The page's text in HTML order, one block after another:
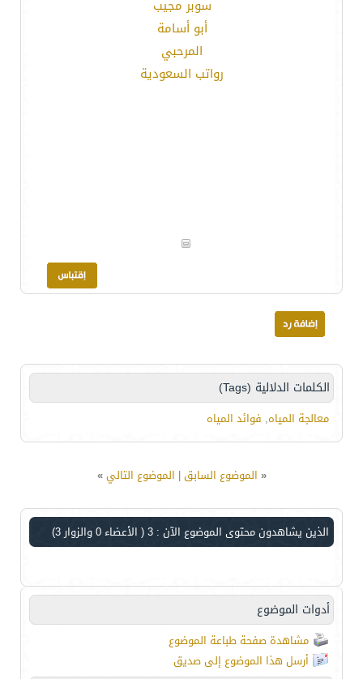
سوبر مجيب
أبو أسامة
المرحبي
رواتب السعودية
الكلمات الدلالية (Tags)
معالجة المياه, فوائد المياه
« الموضوع السابق| الموضوع التالي»
الذين يشاهدون محتوى الموضوع الآن : 3 ( الأعضاء 0 والزوار 3)
أدوات الموضوع
مشاهدة صفحة طباعة الموضوع
أرسل هذا الموضوع إلى صديق